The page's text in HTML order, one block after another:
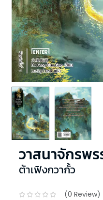
วาสนาจักรพ
ต้าเฟิงกวากั้ว
(0 Review)